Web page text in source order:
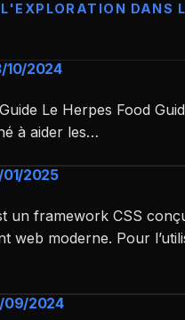
DANS
10/2024
Le Herpes Food
à aider les…
01/2025
un framework CSS
web moderne. Pour
09/2024